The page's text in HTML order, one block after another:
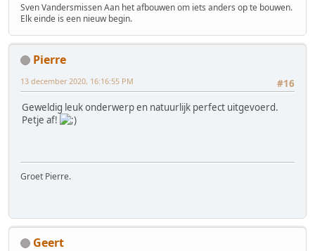
Sven Vandersmissen Aan het afbouwen om iets anders op te bouwen.
Elk einde is een nieuw begin.
Pierre
#16
13 december 2020, 16:16:55 PM
Geweldig leuk onderwerp en natuurlijk perfect uitgevoerd.
Petje af!
Groet Pierre.
Geert